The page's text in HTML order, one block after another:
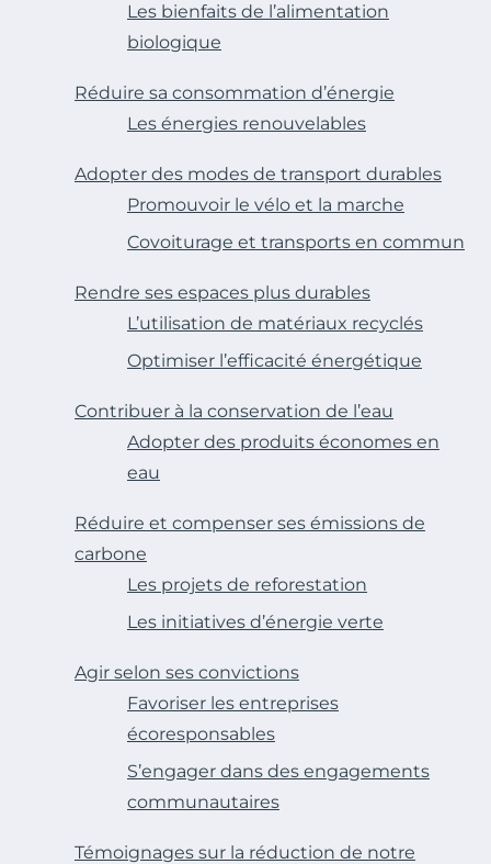
Les bienfaits de l’alimentation
biologique
Réduire sa consommation d’énergie
Les énergies renouvelables
Adopter des modes de transport durables
Promouvoir le vélo et la marche
Covoiturage et transports en commun
Rendre ses espaces plus durables
L’utilisation de matériaux recyclés
Optimiser l’efficacité énergétique
Contribuer à la conservation de l’eau
Adopter des produits économes en
eau
Réduire et compenser ses émissions de
carbone
Les projets de reforestation
Les initiatives d’énergie verte
Agir selon ses convictions
Favoriser les entreprises
écoresponsables
S’engager dans des engagements
communautaires
Témoignages sur la réduction de notre